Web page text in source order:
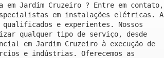
Jardim Cruzeiro ? Entre em contato,
especialistas em instalações elétricas. A
e experientes. Nossos
qualquer tipo de serviço, desde
em Jardim Cruzeiro à execução de
e indústrias. Oferecemos as